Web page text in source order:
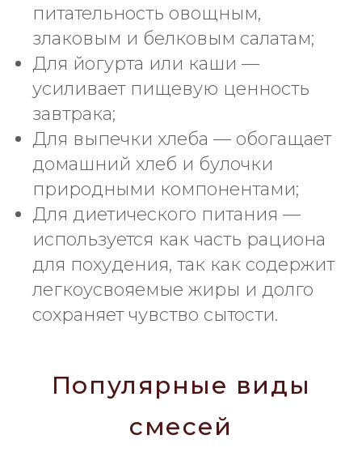
питательность овощным,
злаковым и белковым салатам;
Для йогурта или каши —
усиливает пищевую ценность
завтрака;
Для выпечки хлеба — обогащает
домашний хлеб и булочки
природными компонентами;
Для диетического питания —
используется как часть рациона
для похудения, так как содержит
легкоусвояемые жиры и долго
сохраняет чувство сытости.
Популярные виды
смесей